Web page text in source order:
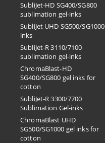
SubliJet-HD SG400/SG800
sublimation gel-inks
SubliJet UHD SG500/SG1000
inks
SubliJet-R 3110/7100
sublimation gel-inks
ChromaBlast-HD
SG400/SG800 gel inks for
cotton
SubliJet-R 3300/7700
Sublimation Gel-inks
ChromaBlast UHD
SG500/SG1000 gel inks for
cotton